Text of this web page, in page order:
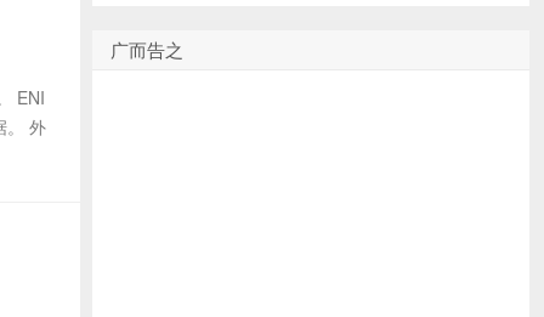
ENI
。 外
广而告之